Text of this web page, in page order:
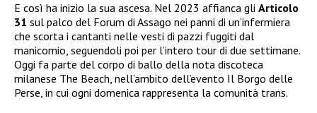
E così ha inizio la sua ascesa. Nel 2023 affianca gli Articolo
31 sul palco del Forum di Assago nei panni di un’infermiera
che scorta i cantanti nelle vesti di pazzi fuggiti dal
manicomio, seguendoli poi per l’intero tour di due settimane.
Oggi fa parte del corpo di ballo della nota discoteca
milanese The Beach, nell’ambito dell’evento Il Borgo delle
Perse, in cui ogni domenica rappresenta la comunità trans.